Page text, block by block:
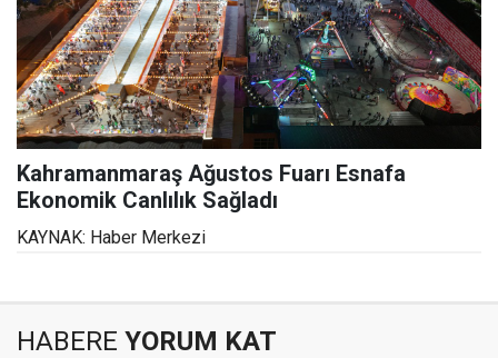
Kahramanmaraş Ağustos Fuarı Esnafa
Ekonomik Canlılık Sağladı
KAYNAK: Haber Merkezi
HABERE YORUM KAT